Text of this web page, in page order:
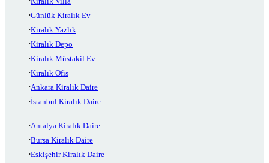
Günlük Kiralık Ev
Kiralık Yazlık
Kiralık Depo
Kiralık Müstakil Ev
Kiralık Ofis
Ankara Kiralık Daire
İstanbul Kiralık Daire
Antalya Kiralık Daire
Bursa Kiralık Daire
Eskişehir Kiralık Daire